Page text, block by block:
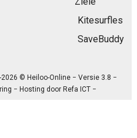
Kitesurfles
SaveBuddy
© Heiloo-Online − Versie 3.8 −
− Hosting doorRefa ICT −